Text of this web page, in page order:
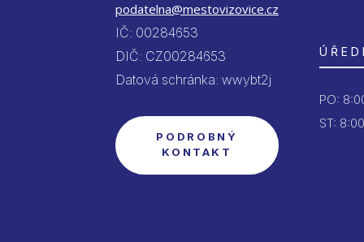
podatelna@mestovizovice.cz
IČ: 00284653
DIČ: CZ00284653
Datová schránka: wwybt2j
PODROBNÝ
KONTAKT
PO:
ST: